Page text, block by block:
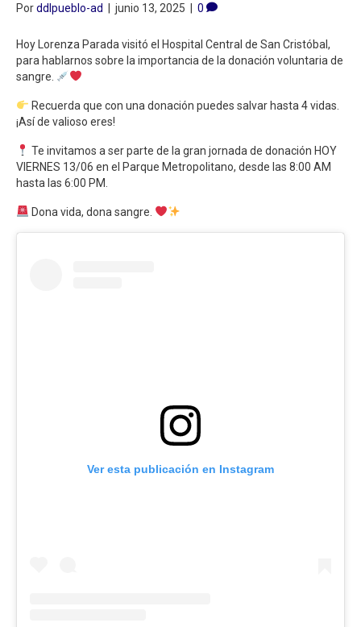
Porddlpueblo-ad | junio 13, 2025 | 0
Hoy Lorenza Parada visitó el Hospital Central de San Cristóbal,
para hablarnos sobre la importancia de la donación voluntaria de
sangre.
Recuerda que con una donación puedes salvar hasta 4 vidas.
¡Así de valioso eres!
Te invitamos a ser parte de la gran jornada de donación HOY
VIERNES 13/06 en el Parque Metropolitano, desde las 8:00 AM
hasta las 6:00 PM.
Dona vida, dona sangre.
Ver esta publicación en Instagram